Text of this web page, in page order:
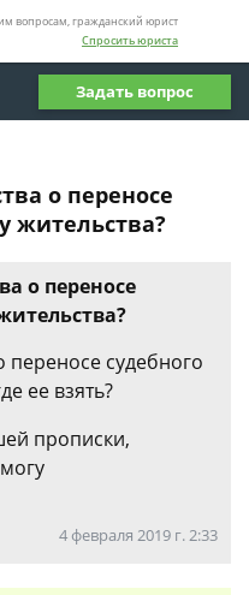
вопросам, гражданский юрист
Спросить юриста
Задать вопрос
о переносе
жительства?
о переносе
судебного
ее взять?
прописки,
4 февраля 2019 г. 2:33